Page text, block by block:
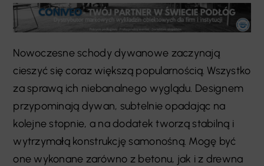
Nowoczesne schody dywanowe zaczynają
cieszyć się coraz większą popularnością. Wszystko
za sprawą ich niebanalnego wyglądu. Designem
przypominają dywan, subtelnie opadając na
kolejne stopnie, a na dodatek tworzą stabilną i
wytrzymałą konstrukcję samonośną. Mogę być
one wykonane zarówno z betonu, jak i z drewna